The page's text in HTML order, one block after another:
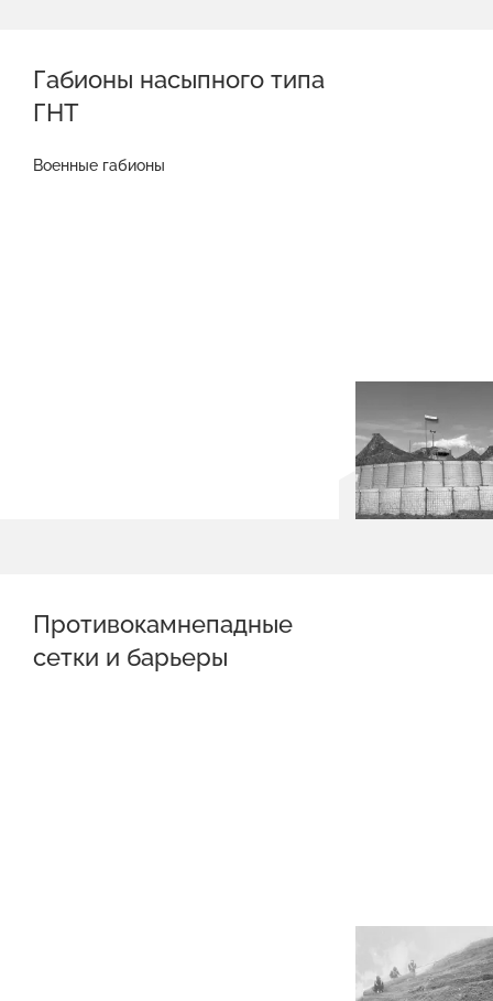
Габионы насыпного типа
ГНТ
Военные габионы
Противокамнепадные
сетки и барьеры